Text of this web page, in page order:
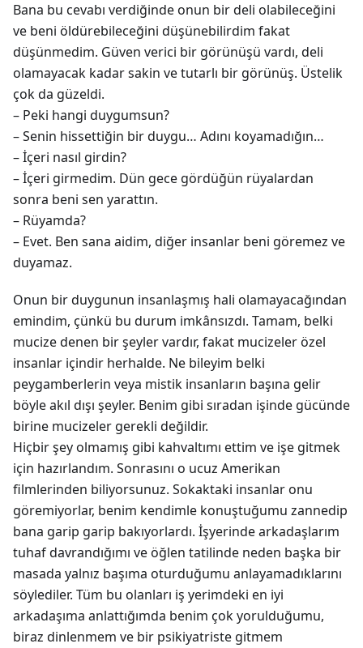
Bana bu cevabı verdiğinde onun bir deli olabileceğini
ve beni öldürebileceğini düşünebilirdim fakat
düşünmedim. Güven verici bir görünüşü vardı, deli
olamayacak kadar sakin ve tutarlı bir görünüş. Üstelik
çok da güzeldi.
– Peki hangi duygumsun?
– Senin hissettiğin bir duygu… Adını koyamadığın…
– İçeri nasıl girdin?
– İçeri girmedim. Dün gece gördüğün rüyalardan
sonra beni sen yarattın.
– Rüyamda?
– Evet. Ben sana aidim, diğer insanlar beni göremez ve
duyamaz.
Onun bir duygunun insanlaşmış hali olamayacağından
emindim, çünkü bu durum imkânsızdı. Tamam, belki
mucize denen bir şeyler vardır, fakat mucizeler özel
insanlar içindir herhalde. Ne bileyim belki
peygamberlerin veya mistik insanların başına gelir
böyle akıl dışı şeyler. Benim gibi sıradan işinde gücünde
birine mucizeler gerekli değildir.
Hiçbir şey olmamış gibi kahvaltımı ettim ve işe gitmek
için hazırlandım. Sonrasını o ucuz Amerikan
filmlerinden biliyorsunuz. Sokaktaki insanlar onu
göremiyorlar, benim kendimle konuştuğumu zannedip
bana garip garip bakıyorlardı. İşyerinde arkadaşlarım
tuhaf davrandığımı ve öğlen tatilinde neden başka bir
masada yalnız başıma oturduğumu anlayamadıklarını
söylediler. Tüm bu olanları iş yerimdeki en iyi
arkadaşıma anlattığımda benim çok yorulduğumu,
biraz dinlenmem ve bir psikiyatriste gitmem